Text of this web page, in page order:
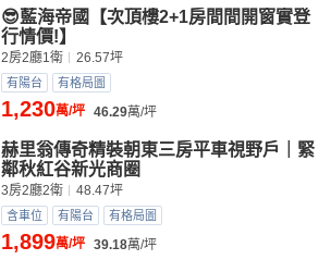
😎藍海帝國【次頂樓2+1房間間開窗實登
行情價!】
2房2廳1衛 26.57坪
有陽台 有格局圖
1,230萬/坪 46.29萬/坪
赫里翁傳奇精裝朝東三房平車視野戶｜緊
鄰秋紅谷新光商圈
3房2廳2衛 48.47坪
含車位 有陽台 有格局圖
1,899萬/坪 39.18萬/坪